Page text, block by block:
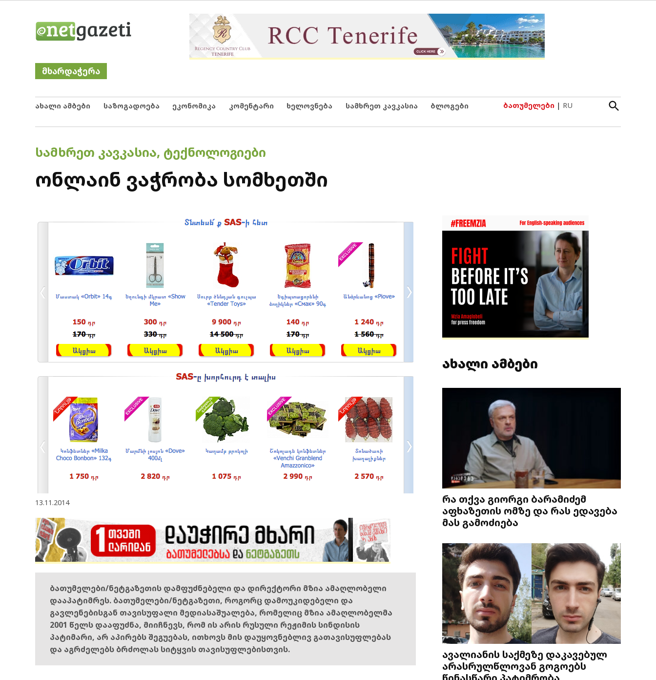
Netgazeti
მხარდაჭერა
ახალი ამბები საზოგადოება ეკონომიკა კომენტარი ხელოვნება სამხრეთ კავკასია ბლოგები ბათუმელები | RU
Open
Search
POSTED
ᲡᲐᲛᲮᲠᲔᲗ ᲙᲐᲕᲙᲐᲡᲘᲐ, ᲢᲔᲥᲜᲝᲚᲝᲒᲘᲔᲑᲘ
ონლაინ ვაჭრობა სომხეთში
13.11.2014
ბათუმელები/ნეტგაზეთის დამფუძნებელი და დირექტორი მზია ამაღლობელი
დააპატიმრეს. ბათუმელები/ნეტგაზეთი, როგორც დამოუკიდებელი და
გავლენებისგან თავისუფალი მედიასაშუალება, რომელიც მზია ამაღლობელმა
2001 წელს დააფუძნა, მიიჩნევს, რომ ის არის რუსული რეჟიმის სინდისის
პატიმარი, არ აპირებს შეგუებას, ითხოვს მის დაუყოვნებლივ გათავისუფლებას
და აგრძელებს ბრძოლას სიტყვის თავისუფლებისთვის.
ახალი ამბები
რა თქვა გიორგი ბარამიძემ
აფხაზეთის ომზე და რას ედავება
მას გამოძიება
ავალიანის საქმეზე დაკავებულ
არასრულწლოვან გოგოებს